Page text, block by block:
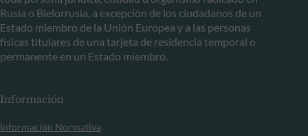
Rusia o Bielorrusia, a excepción de los ciudadanos de un
Estado miembro de la Unión Europea y a las personas
físicas titulares de una tarjeta de residencia temporal o
permanente en un Estado miembro.
Información
Información Normativa